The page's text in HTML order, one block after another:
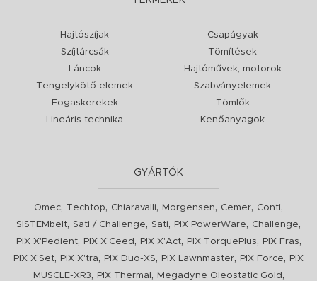
Hajtószíjak
Szíjtárcsák
Láncok
Tengelykötő elemek
Fogaskerekek
Lineáris technika
Csapágyak
Tömítések
Hajtóművek, motorok
Szabványelemek
Tömlők
Kenőanyagok
GYÁRTÓK
Omec, Techtop, Chiaravalli, Morgensen, Cemer, Conti,
SISTEMbelt, Sati / Challenge, Sati, PIX PowerWare, Challenge,
PIX X'Pedient, PIX X'Ceed , PIX X'Act, PIX TorquePlus, PIX Fras,
PIX X'Set, PIX X'tra, PIX Duo-XS, PIX Lawnmaster, PIX Force,
PIX
MUSCLE-XR3, PIX Thermal , Megadyne Oleostatic Gold ,